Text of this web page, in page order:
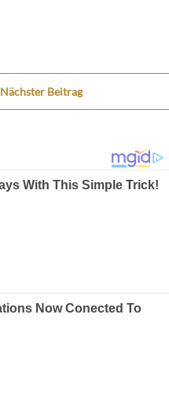
Nächster Beitrag